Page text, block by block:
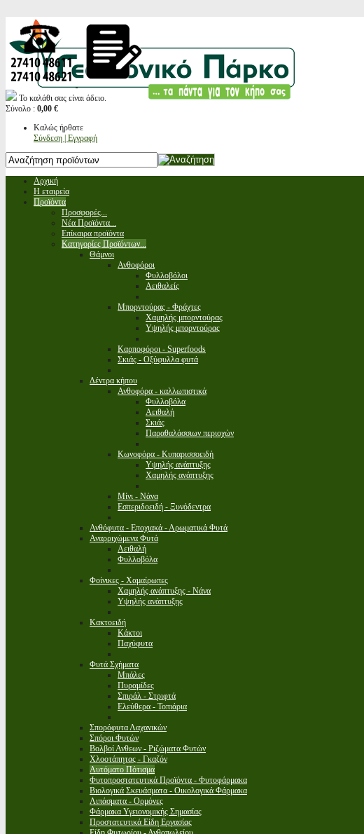
Το καλάθι σας είναι άδειο.
Σύνολο : 0,00 €
Καλώς ήρθατε
Σύνδεση | Εγγραφή
Αρχική
Η εταιρεία
Προϊόντα
Προσφορές...
Νέα Προϊόντα...
Επίκαιρα προϊόντα
Κατηγορίες Προϊόντων...
Θάμνοι
Ανθοφόροι
Φυλλοβόλοι
Αειθαλείς
Μπορντούρας - Φράχτες
Χαμηλής μπορντούρας
Υψηλής μπορντούρας
Καρποφόροι - Superfoods
Σκιάς - Οξύφυλλα φυτά
Δέντρα κήπου
Ανθοφόρα - καλλωπιστικά
Φυλλοβόλα
Αειθαλή
Σκιάς
Παραθαλάσσιων περιοχών
Κωνοφόρα - Κυπαρισσοειδή
Υψηλής ανάπτυξης
Χαμηλής ανάπτυξης
Μίνι - Νάνα
Εσπεριδοειδή - Ξυνόδεντρα
Ανθόφυτα - Εποχιακά - Αρωματικά Φυτά
Αναρριχώμενα Φυτά
Αειθαλή
Φυλλοβόλα
Φοίνικες - Χαμαίρωπες
Χαμηλής ανάπτυξης - Νάνα
Υψηλής ανάπτυξης
Κακτοειδή
Κάκτοι
Παχύφυτα
Φυτά Σχήματα
Μπάλες
Πυραμίδες
Σπιράλ - Στριφτά
Ελεύθερα - Τοπιάρια
Σπορόφυτα Λαχανικών
Σπόροι Φυτών
Βολβοί Ανθεων - Ριζώματα Φυτών
Χλοοτάπητας - Γκαζόν
Αυτόματο Πότισμα
Φυτοπροστατευτικά Προϊόντα - Φυτοφάρμακα
Βιολογικά Σκευάσματα - Οικολογικά Φάρμακα
Λιπάσματα - Ορμόνες
Φάρμακα Υγειονομικής Σημασίας
Προστατευτικά Είδη Εργασίας